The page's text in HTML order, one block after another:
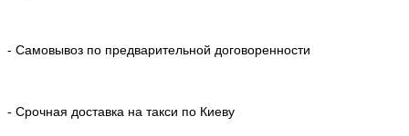
- Самовывоз по предварительной договоренности
- Срочная доставка на такси по Киеву